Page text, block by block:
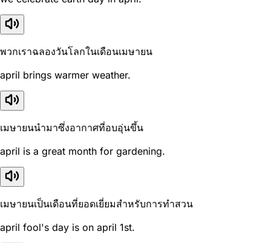
พวกเราฉลองวันโลกในเดือนเมษายน
april brings warmer weather.
เมษายนนำมาซึ่งอากาศที่อบอุ่นขึ้น
april is a great month for gardening.
เมษายนเป็นเดือนที่ยอดเยี่ยมสำหรับการทำสวน
april fool's day is on april 1st.